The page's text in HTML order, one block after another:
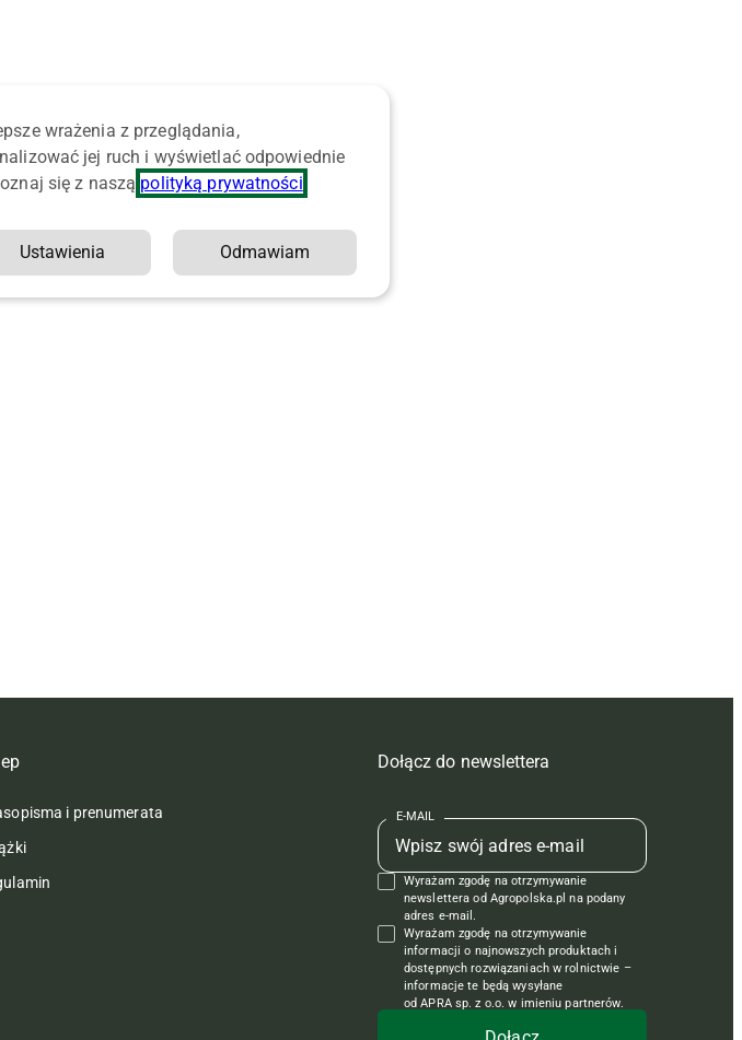
i prenumerata
Dołącz do newslettera
E-MAIL
Wyrażam zgodę na otrzymywanie
newslettera od Agropolska.pl na podany
adres e-mail.
Wyrażam zgodę na otrzymywanie
informacji o najnowszych produktach i
dostępnych rozwiązaniach w rolnictwie –
informacje te będą wysyłane
od APRA sp. z o.o. w imieniu partnerów.
wrażenia z przeglądania,
jej ruch i wyświetlać odpowiednie
się z naszą polityką prywatności
Ustawienia Odmawiam